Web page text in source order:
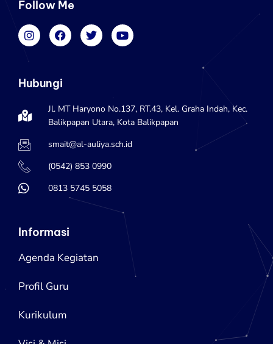
Follow Me
I
n
s
t
g
m
F
a
c
o
k
T
w
i
Y
o
u
Hubungi
Jl. MT Haryono No.137, RT.43, Kel. Graha Indah, Kec.
Balikpapan Utara, Kota Balikpapan
smait@al-auliya.sch.id
(0542) 853 0990
0813 5745 5058
Informasi
Agenda Kegiatan
Profil Guru
Kurikulum